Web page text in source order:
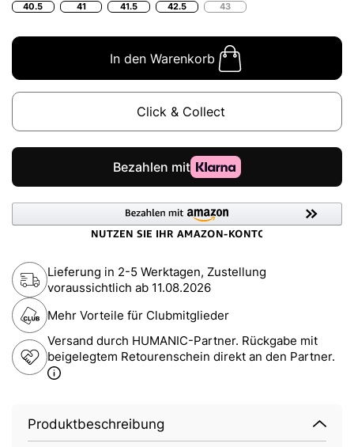
40.5
41 41.5 42.5 43
In den Warenkorb
Click & Collect
Lieferung in 2-5 Werktagen, Zustellung
voraussichtlich ab 11.08.2026
Mehr Vorteile für Clubmitglieder
Versand durch HUMANIC-Partner. Rückgabe mit
beigelegtem Retourenschein direkt an den Partner.
Produktbeschreibung